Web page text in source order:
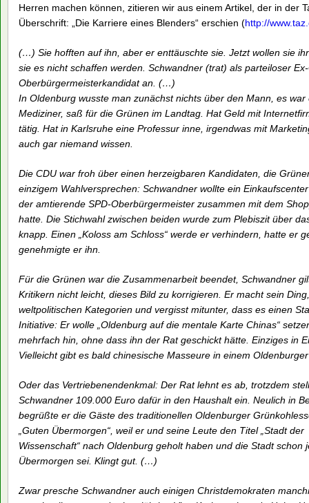
Herren machen können, zitieren wir aus einem Artikel, der in der
Überschrift: „Die Karriere eines Blenders“ erschien (http://
(…) Sie hofften auf ihn, aber er enttäuschte sie. Jetzt wollen sie
sie es nicht schaffen werden. Schwandner (trat) als parteiloser
Oberbürgermeisterkandidat an. (…)
In Oldenburg wusste man zunächst nichts über den Mann, es
Mediziner, saß für die Grünen im Landtag. Hat Geld mit
tätig. Hat in Karlsruhe eine Professur inne, irgendwas mit
auch gar niemand wissen.
Die CDU war froh über einen herzeigbaren Kandidaten, die
einzigem Wahlversprechen: Schwandner wollte ein
der amtierende SPD-Oberbürgermeister zusammen mit dem
hatte. Die Stichwahl zwischen beiden wurde zum Plebiszit über
knapp. Einen „Koloss am Schloss“ werde er verhindern, hatte er
genehmigte er ihn.
Für die Grünen war die Zusammenarbeit beendet, Schwandner
Kritikern nicht leicht, dieses Bild zu korrigieren. Er macht sein
weltpolitischen Kategorien und vergisst mitunter, dass es einen
Initiative: Er wolle „Oldenburg auf die mentale Karte Chinas“
mehrfach hin, ohne dass ihn der Rat geschickt hätte. Einziges in
Vielleicht gibt es bald chinesische Masseure in einem
Oder das Vertriebenendenkmal: Der Rat lehnt es ab, trotzdem
Schwandner 109.000 Euro dafür in den Haushalt ein. Neulich in
begrüßte er die Gäste des traditionellen Oldenburger
„Guten Übermorgen“, weil er und seine Leute den Titel „Stadt der
Wissenschaft“ nach Oldenburg geholt haben und die Stadt schon
Übermorgen sei. Klingt gut. (…)
Zwar presche Schwandner auch einigen Christdemokraten